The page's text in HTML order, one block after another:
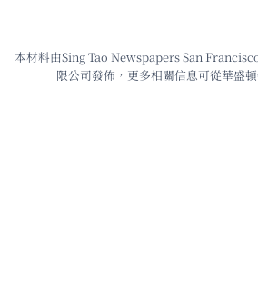
本材料由Sing Tao Newspapers San
限公司發佈，更多相關信息可從華盛